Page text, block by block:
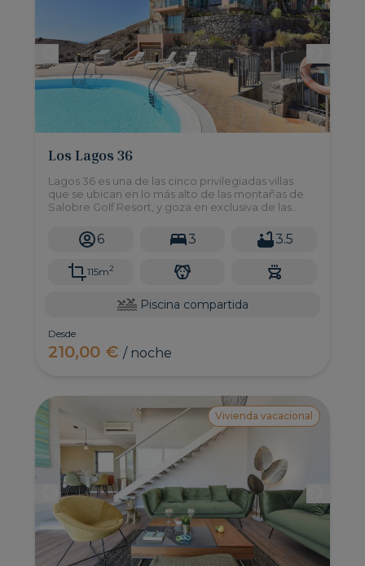
Los Lagos 36
Lagos 36 es una de las cinco privilegiadas villas
que se ubican en lo más alto de las montañas de
Salobre Golf Resort, y goza en exclusiva de las
piscina comunitaria.
6 3 3.5
115m2
Piscina compartida
Desde
210,00 €/ noche
Vivienda vacacional